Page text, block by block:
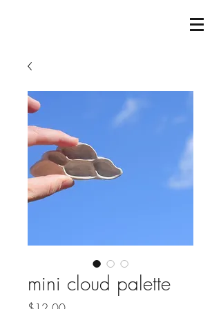
mini cloud palette